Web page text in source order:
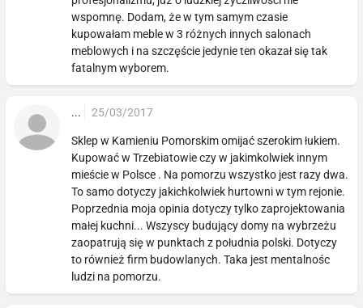
wspomnę. Dodam, że w tym samym czasie
kupowałam meble w 3 różnych innych salonach
meblowych i na szczęście jedynie ten okazał się tak
fatalnym wyborem.
... 25/03/2017
Sklep w Kamieniu Pomorskim omijać szerokim łukiem.
Kupować w Trzebiatowie czy w jakimkolwiek innym
mieście w Polsce . Na pomorzu wszystko jest razy dwa.
To samo dotyczy jakichkolwiek hurtowni w tym rejonie.
Poprzednia moja opinia dotyczy tylko zaprojektowania
małej kuchni... Wszyscy budujący domy na wybrzeżu
zaopatrują się w punktach z południa polski. Dotyczy
to również firm budowlanych. Taka jest mentalnośc
ludzi na pomorzu.